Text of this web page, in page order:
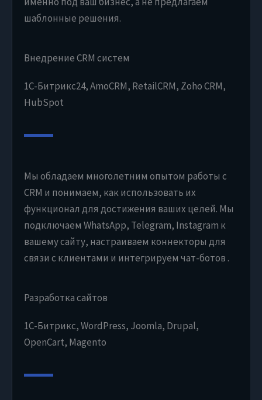
шаблонные решения.
Внедрение CRM систем
1С-Битрикс24, AmoCRM, RetailCRM, Zoho CRM,
HubSpot
Мы обладаем многолетним опытом работы с
CRM и понимаем, как использовать их
функционал для достижения ваших целей. Мы
подключаем WhatsApp, Telegram, Instagram к
вашему сайту, настраиваем коннекторы для
связи с клиентами и интегрируем чат-ботов .
Разработка сайтов
1С-Битрикс, WordPress, Joomla, Drupal,
OpenCart, Magento